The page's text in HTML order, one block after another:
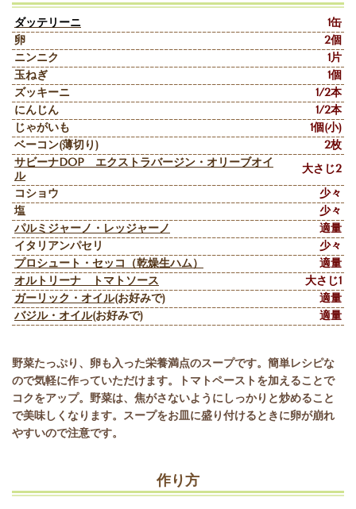
ダッテリーニ
1缶
卵
2個
ニンニク
1片
玉ねぎ
1個
ズッキーニ
1/2本
にんじん
1/2本
じゃがいも
1個(小)
ベーコン(薄切り)
2枚
サビーナDOP エクストラバージン・オリーブオイ
ル
大さじ2
コショウ
少々
塩
少々
パルミジャーノ・レッジャーノ
適量
イタリアンパセリ
少々
プロシュート・セッコ（乾燥生ハム）
適量
オルトリーナ トマトソース
大さじ1
ガーリック・オイル(お好みで)
適量
バジル・オイル(お好みで) 適量
野菜たっぷり、卵も入った栄養満点のスープです。簡単レシピな
ので気軽に作っていただけます。トマトペーストを加えることで
コクをアップ。野菜は、焦がさないようにしっかりと炒めること
で美味しくなります。スープをお皿に盛り付けるときに卵が崩れ
やすいので注意です。
作り方